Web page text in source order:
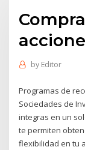
by Editor
Programas de
Sociedades de
integras en un
te permiten
flexibilidad en tu